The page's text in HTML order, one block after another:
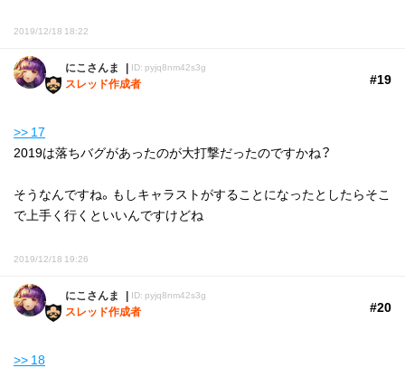
2019/12/18 18:22
にこさんま ID: pyjq8nm42s3g
スレッド作成者 #19
>> 17
2019は落ちバグがあったのが大打撃だったのですかね？
そうなんですね。もしキャラストがすることになったとしたらそこ
で上手く行くといいんですけどね
2019/12/18 19:26
にこさんま ID: pyjq8nm42s3g
スレッド作成者 #20
>> 18